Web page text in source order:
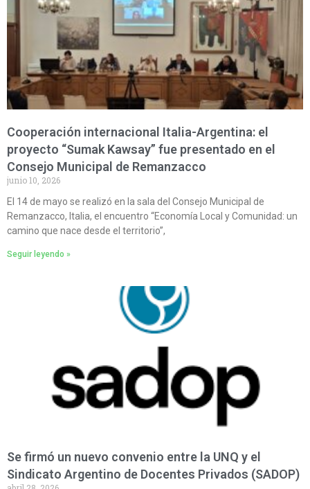
Cooperación internacional Italia-Argentina: el
proyecto “Sumak Kawsay” fue presentado en el
Consejo Municipal de Remanzacco
junio 10, 2026
El 14 de mayo se realizó en la sala del Consejo Municipal de
Remanzacco, Italia, el encuentro “Economía Local y Comunidad: un
camino que nace desde el territorio”,
Seguir leyendo »
Se firmó un nuevo convenio entre la UNQ y el
Sindicato Argentino de Docentes Privados (SADOP)